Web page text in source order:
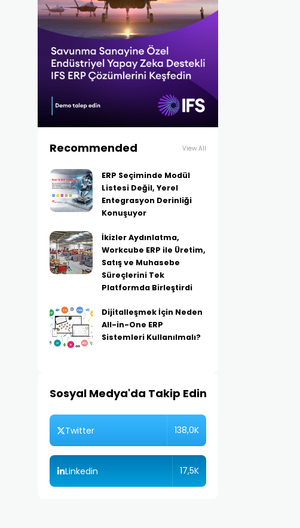
Recommended View All
ERP Seçiminde Modül
Listesi Değil, Yerel
Entegrasyon Derinliği
Konuşuyor
İkizler Aydınlatma,
Workcube ERP ile Üretim,
Satış ve Muhasebe
Süreçlerini Tek
Platformda Birleştirdi
Dijitalleşmek İçin Neden
All-in-One ERP
Sistemleri Kullanılmalı?
Sosyal Medya'da Takip Edin
Twitter 138,0K
Linkedin 17,5K